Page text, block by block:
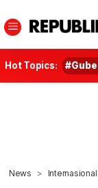
Hot Topics:
News Internasional